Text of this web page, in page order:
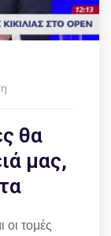
θα
μας,
οι τομές